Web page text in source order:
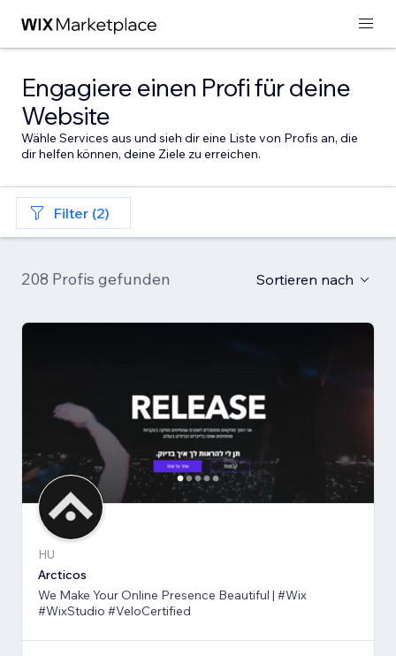
Engagiere einen Profi für deine
Website
Wähle Services aus und sieh dir eine Liste von Profis an, die
dir helfen können, deine Ziele zu erreichen.
Filter (2)
208 Profis gefunden Sortieren nach
HU
Arcticos
We Make Your Online Presence Beautiful | #Wix
#WixStudio #VeloCertified